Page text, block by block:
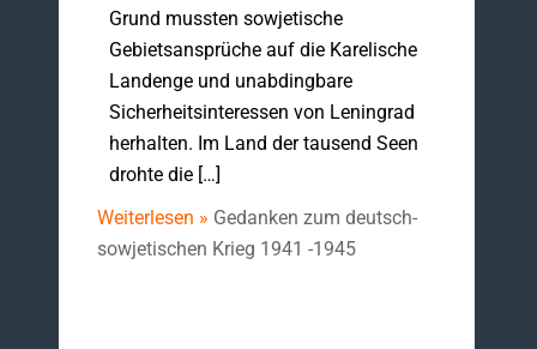
Grund mussten sowjetische
Gebietsansprüche auf die Karelische
Landenge und unabdingbare
Sicherheitsinteressen von Leningrad
herhalten. Im Land der tausend Seen
drohte die […]
Weiterlesen » Gedanken zum deutsch-
sowjetischen Krieg 1941 -1945